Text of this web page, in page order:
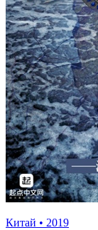
Китай • 2019